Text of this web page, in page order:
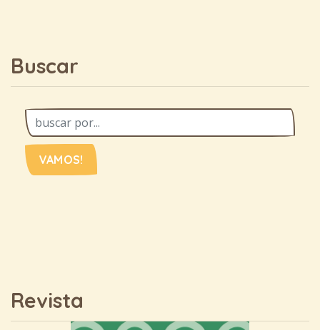
Buscar
VAMOS!
Revista